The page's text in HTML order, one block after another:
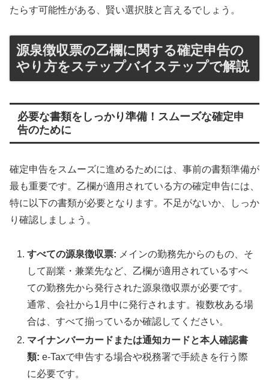
たらす可能性がある、賢い選択肢と言えるでしょう。
源泉徴収票の乙欄に関する確定申告の
やり方をステップバイステップで解説
必要な書類をしっかり準備！スムーズな確定申
告のために
確定申告をスムーズに進めるためには、事前の書類準備が
最も重要です。乙欄が適用されている方の確定申告には、
特に以下の書類が必要となります。不足がないか、しっか
り確認しましょう。
すべての源泉徴収票: メインの勤務先からのもの、そ
して副業・兼業先など、乙欄が適用されているすべ
ての勤務先から発行された源泉徴収票が必要です。
通常、会社から1月中に発行されます。複数枚ある場
合は、すべて揃っているか確認してください。
マイナンバーカードまたは通知カードと本人確認書
類: e-Taxで申告する場合や税務署で手続きを行う際
に必要です。